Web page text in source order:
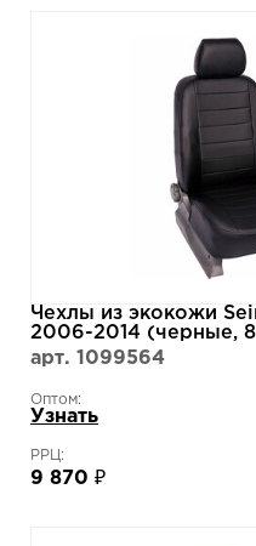
Чехлы из экокожи
2006-2014 (черные,
арт. 1099564
Оптом:
Узнать
РРЦ:
9 870 ₽